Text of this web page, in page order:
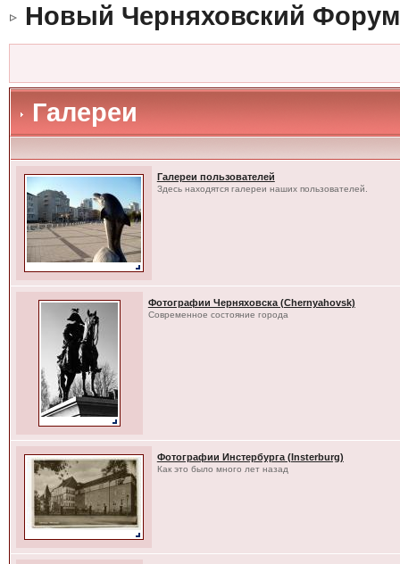
Новый Черняховский Форум
Галереи
Галереи пользователей
Здесь находятся галереи наших пользователей.
Фотографии Черняховска (Chernyahovsk)
Современное состояние города
Фотографии Инстербурга (Insterburg)
Как это было много лет назад